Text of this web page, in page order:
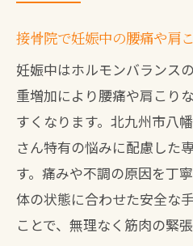
果とは
身体の変化に寄り添う
体体験
接骨院で体験する
内容
整体を受ける際の
接骨院での初回カ
接骨院で妊娠中の腰痛や肩
妊娠中はホルモンバランス
重増加により腰痛や肩こり
すくなります。北九州市八
さん特有の悩みに配慮した
す。痛みや不調の原因を丁
体の状態に合わせた安全な
ことで、無理なく筋肉の緊